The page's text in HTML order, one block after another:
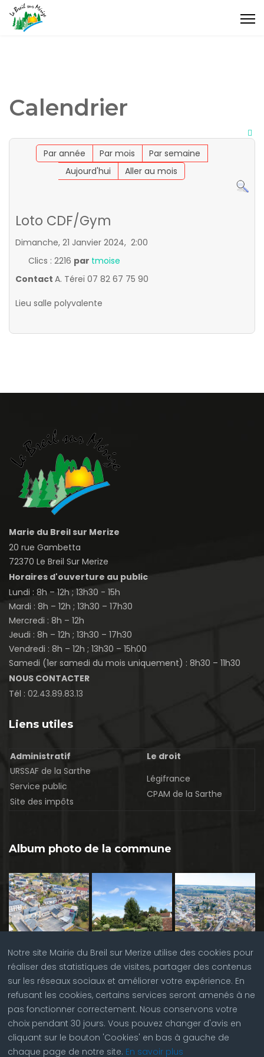
Calendrier
Par année Par mois
Par semaine
Aujourd'hui
Aller au mois
Loto CDF/Gym
Dimanche, 21 Janvier 2024, 2:00
Clics : 2216 par tmoise
Contact A. Téreï 07 82 67 75 90
Lieu salle polyvalente
Marie du Breil sur Merize
20 rue Gambetta
72370 Le Breil Sur Merize
Horaires d'ouverture au public
Lundi : 8h – 12h ; 13h30 - 15h
Mardi : 8h – 12h ; 13h30 – 17h30
Mercredi : 8h – 12h
Jeudi : 8h – 12h ; 13h30 – 17h30
Vendredi : 8h – 12h ; 13h30 – 15h00
Samedi (1er samedi du mois uniquement) : 8h30 – 11h30
NOUS CONTACTER
Tél : 02.43.89.83.13
Notre site Mairie du Breil sur Merize utilise des cookies pour
réaliser des statistiques de visites, partager des contenus
sur les réseaux sociaux et améliorer votre expérience. En
refusant les cookies, certains services seront amenés à ne
pas fonctionner correctement. Nous conservons votre
choix pendant 30 jours. Vous pouvez changer d'avis en
cliquant sur le bouton 'Cookies' en bas à gauche de
chaque page de notre site. En savoir plus
Liens utiles
Administratif
Le droit
URSSAF de la Sarthe
Service public
Site des impôts
Légifrance
CPAM de la Sarthe
Album photo de la commune